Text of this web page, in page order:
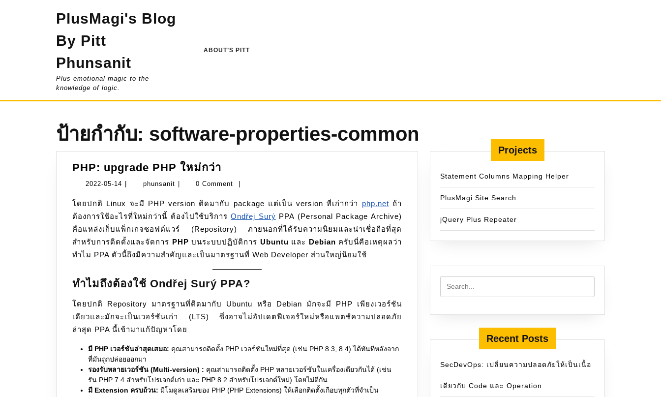
PlusMagi's Blog
By Pitt
Phunsanit
Plus emotional magic to the
knowledge of logic.
ABOUT’S PITT
ป้ายกำกับ: software-properties-common
PHP: upgrade PHP ใหม่กว่า
upgrade
ใหม่
กว่า
2022-05-14 2022-
14
phunsanit phunsanit0 Comment
โดยปกติ Linux จะมี PHP version ติดมากับ package แต่เป็น version ที่เก่ากว่า php.net ถ้า
ต้องการใช้อะไรที่ใหม่กว่านี้ ต้องไปใช้บริการOndřej Surý PPA (Personal Package Archive)
คือแหล่งเก็บแพ็กเกจซอฟต์แวร์ (Repository) ภายนอกที่ได้รับความนิยมและน่าเชื่อถือที่สุด
สำหรับการติดตั้งและจัดการ PHP บนระบบปฏิบัติการ Ubuntu และ Debian ครับนี่คือเหตุผลว่า
ทำไม PPA ตัวนี้ถึงมีความสำคัญและเป็นมาตรฐานที่ Web Developer ส่วนใหญ่นิยมใช้
ทำไมถึงต้องใช้ Ondřej Surý PPA?
โดยปกติ Repository มาตรฐานที่ติดมากับ Ubuntu หรือ Debian มักจะมี PHP เพียงเวอร์ชัน
เดียวและมักจะเป็นเวอร์ชันเก่า (LTS) ซึ่งอาจไม่อัปเดตฟีเจอร์ใหม่หรือแพตช์ความปลอดภัย
ล่าสุด PPA นี้เข้ามาแก้ปัญหาโดย
มี PHP เวอร์ชันล่าสุดเสมอ: คุณสามารถติดตั้ง PHP เวอร์ชันใหม่ที่สุด (เช่น PHP 8.3, 8.4) ได้ทันทีหลังจาก
ที่มันถูกปล่อยออกมา
รองรับหลายเวอร์ชัน (Multi-version) : คุณสามารถติดตั้ง PHP หลายเวอร์ชันในเครื่องเดียวกันได้ (เช่น
รัน PHP 7.4 สำหรับโปรเจกต์เก่า และ PHP 8.2 สำหรับโปรเจกต์ใหม่) โดยไม่ตีกัน
มี Extension ครบถ้วน: มีโมดูลเสริมของ PHP (PHP Extensions) ให้เลือกติดตั้งเกือบทุกตัวที่จำเป็น
Projects
Statement Columns Mapping Helper
PlusMagi Site Search
jQuery Plus Repeater
Recent Posts
SecDevOps: เปลี่ยนความปลอดภัยให้เป็นเนื้อ
เดียวกับ Code และ Operation